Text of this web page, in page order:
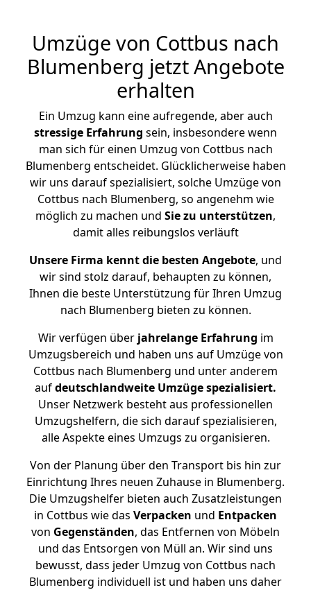
Umzüge von Cottbus nach
Blumenberg jetzt Angebote
erhalten
Ein Umzug kann eine aufregende, aber auch
stressige Erfahrung sein, insbesondere wenn
man sich für einen Umzug von Cottbus nach
Blumenberg entscheidet. Glücklicherweise haben
wir uns darauf spezialisiert, solche Umzüge von
Cottbus nach Blumenberg, so angenehm wie
möglich zu machen und Sie zu unterstützen,
damit alles reibungslos verläuft
Unsere Firma kennt die besten Angebote, und
wir sind stolz darauf, behaupten zu können,
Ihnen die beste Unterstützung für Ihren Umzug
nach Blumenberg bieten zu können.
Wir verfügen überjahrelange Erfahrung im
Umzugsbereich und haben uns auf Umzüge von
Cottbus nach Blumenberg und unter anderem
aufdeutschlandweite Umzüge spezialisiert.
Unser Netzwerk besteht aus professionellen
Umzugshelfern, die sich darauf spezialisieren,
alle Aspekte eines Umzugs zu organisieren.
Von der Planung über den Transport bis hin zur
Einrichtung Ihres neuen Zuhause in Blumenberg.
Die Umzugshelfer bieten auch Zusatzleistungen
in Cottbus wie das Verpacken und Entpacken
von Gegenständen, das Entfernen von Möbeln
und das Entsorgen von Müll an. Wir sind uns
bewusst, dass jeder Umzug von Cottbus nach
Blumenberg individuell ist und haben uns daher